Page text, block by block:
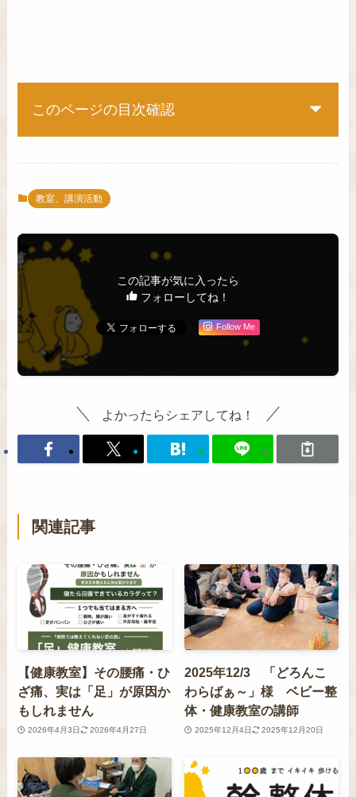
このページの目次確認
教室、講演活動
この記事が気に入ったら
フォローしてね！
Follow Me
よかったらシェアしてね！
関連記事
【健康教室】その腰痛・ひ
ざ痛、実は「足」が原因か
もしれません
2026年4月3日 2026年4月27日
2025年12/3 「どろんこ
わらばぁ～」様 ベビー整
体・健康教室の講師
2025年12月4日 2025年12月20日